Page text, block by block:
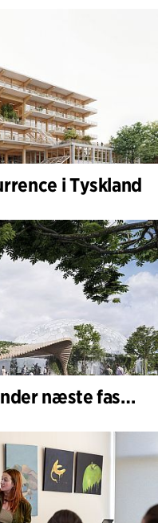
i Tyskland
Randers Byråd godkender næste fase af udvidelsen af Randers Regnskov